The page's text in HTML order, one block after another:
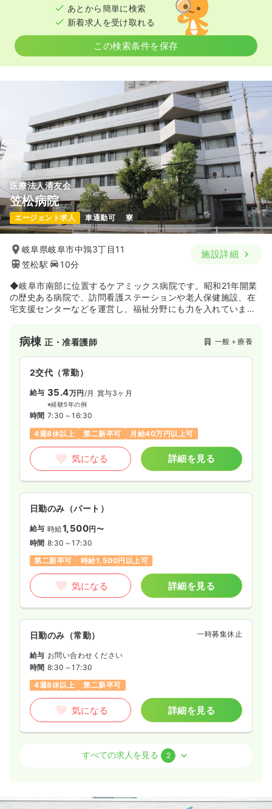
あとから簡単に検索
新着求人を受け取れる
この検索条件を保存
医療法人清友会
笠松病院
エージェント求人 車通勤可 寮
岐阜県岐阜市中鶉3丁目11
笠松駅
10分
施設詳細
◆岐阜市南部に位置するケアミックス病院です。昭和21年開業
の歴史ある病院で、訪問看護ステーションや老人保健施設、在
宅支援センターなどを運営し、福祉分野にも力を入れていま
病棟正・准看護師 一般＋療養
2交代（常勤）
給与 35.4万円/月 賞与3ヶ月
※経験5年の例
時間 7:30～16:30
4週8休以上
第二新卒可 月給40万円以上可
気になる 詳細を見る
日勤のみ（パート）
給与 時給1,500円〜
時間 8:30～17:30
第二新卒可
時給1,500円以上可
気になる 詳細を見る
日勤のみ（常勤） 一時募集休止
給与 お問い合わせください
時間 8:30～17:30
4週8休以上
第二新卒可
気になる 詳細を見る
給与 33.8万円/月 賞与2回
すべての求人を見る 2